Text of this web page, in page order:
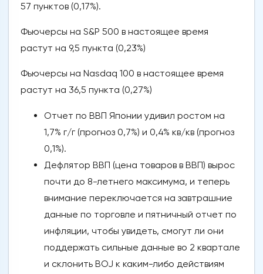
57 пунктов (0,17%).
Фьючерсы на S&P 500 в настоящее время
растут на 9,5 пункта (0,23%)
Фьючерсы на Nasdaq 100 в настоящее время
растут на 36,5 пункта (0,27%)
Отчет по ВВП Японии удивил ростом на
1,7% г/г (прогноз 0,7%) и 0,4% кв/кв (прогноз
0,1%).
Дефлятор ВВП (цена товаров в ВВП) вырос
почти до 8-летнего максимума, и теперь
внимание переключается на завтрашние
данные по торговле и пятничный отчет по
инфляции, чтобы увидеть, смогут ли они
поддержать сильные данные во 2 квартале
и склонить BOJ к каким-либо действиям